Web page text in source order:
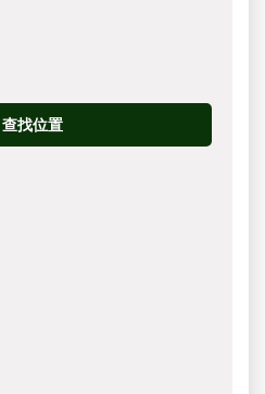
查找位置